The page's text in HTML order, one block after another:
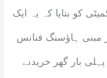
کو بتایا کہ یہ ایک
ہاؤسنگ فنانس
بار گھر خریدنے